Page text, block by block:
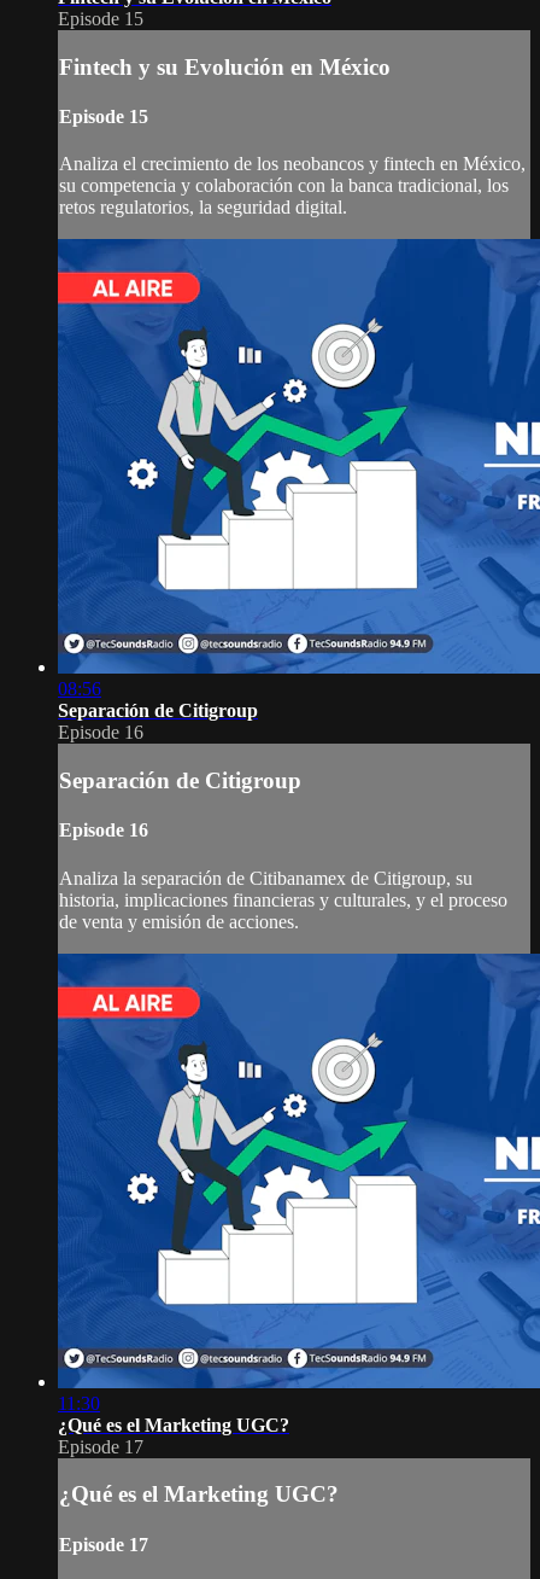
Episode 15
Fintech y su Evolución en México
Episode 15
Analiza el crecimiento de los neobancos y fintech en México,
su competencia y colaboración con la banca tradicional, los
retos regulatorios, la seguridad digital.
08:56
Separación de Citigroup
Episode 16
Separación de Citigroup
Episode 16
Analiza la separación de Citibanamex de Citigroup, su
historia, implicaciones financieras y culturales, y el proceso
de venta y emisión de acciones.
11:30
¿Qué es el Marketing UGC?
Episode 17
¿Qué es el Marketing UGC?
Episode 17